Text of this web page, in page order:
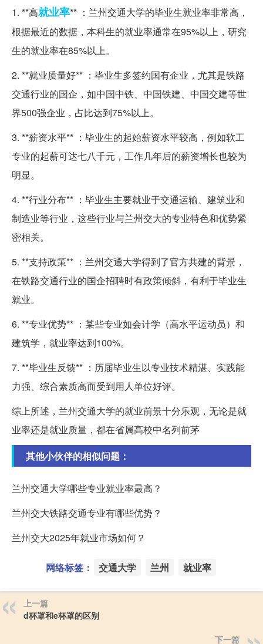
1. **高就业率** ：兰州交通大学的毕业生就业率非常高，
根据最近的数据，本科生的就业率通常在95%以上，研究
生的就业率在85%以上。
2. **就业质量好** ：毕业生多签约国有企业，尤其是铁路
交通行业的国企，如中国中铁、中国铁建、中国交建等世
界500强企业，占比达到75%以上。
3. **薪资水平** ：毕业生的起始薪资水平较高，例如软工
专业的起薪可达七八千元，工作几年后的薪资增长也较为
明显。
4. **行业分布** ：毕业生主要就业于交通运输、建筑业和
制造业等行业，这些行业与兰州交大的专业特色和优势紧
密相关。
5. **支持政策** ：兰州交通大学得到了官方共建的背景，
在铁路交通行业的国企招聘时有政策倾斜，有利于毕业生
就业。
6. **专业优势** ：某些专业如会计学（高水平运动员）和
建筑学，就业率达到100%。
7. **毕业生反馈** ：历届毕业生以专业技术精湛、实践能
力强、综合素质高而受到用人单位好评。
综上所述，兰州交通大学的就业前景十分乐观，无论是就
业率还是就业质量，都在省属高校中名列前茅
其他小伙伴的相似问题：
兰州交通大学哪些专业就业率最高？
兰州交大铁路交通专业有哪些优势？
兰州交大2025年就业市场如何？
网络标签： 交通大学 兰州 就业率
上一篇
d杯罩和e杯罩的区别
下一篇